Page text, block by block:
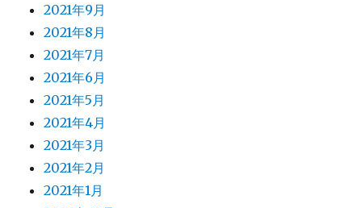
2021年9月
2021年8月
2021年7月
2021年6月
2021年5月
2021年4月
2021年3月
2021年2月
2021年1月